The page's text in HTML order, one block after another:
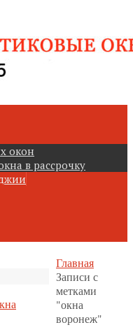
окон
в рассрочку
Главная
Записи с
метками
"окна
воронеж"